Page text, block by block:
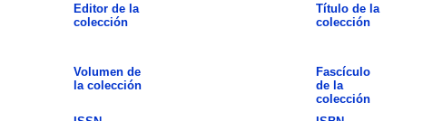
Editor de la
colección
Título de la
colección
Volumen de
la colección
Fascículo
de la
colección